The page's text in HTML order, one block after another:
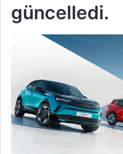
güncelledi.